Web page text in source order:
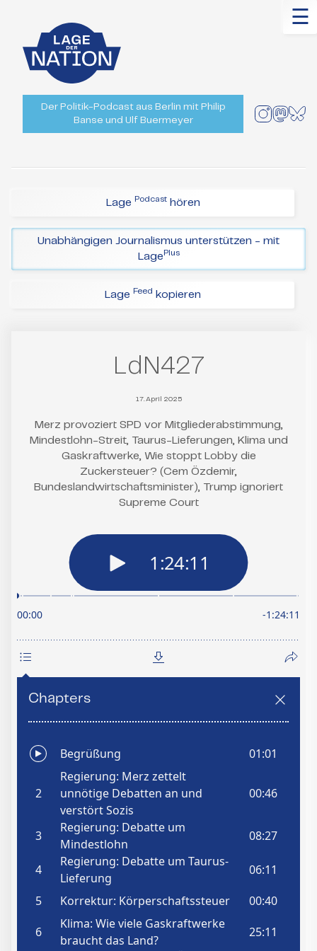
☰
Der Politik-Podcast aus Berlin mit Philip
Banse und Ulf Buermeyer
Lage Podcasthören
Unabhängigen Journalismus unterstützen - mit
Lage Plus
Lage Feed kopieren
LdN427
17. April 2025
Merz provoziert SPD vor Mitgliederabstimmung,
Mindestlohn-Streit, Taurus-Lieferungen, Klima und
Gaskraftwerke, Wie stoppt Lobby die
Zuckersteuer? (Cem Özdemir,
Bundeslandwirtschaftsminister), Trump ignoriert
Supreme Court